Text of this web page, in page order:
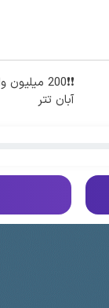
❗❗200
آبان تتر